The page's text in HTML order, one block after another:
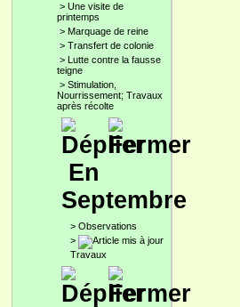
> Une visite de
printemps
> Marquage de reine
> Transfert de colonie
> Lutte contre la fausse
teigne
> Stimulation,
Nourrissement; Travaux
après récolte
En
Septembre
> Observations
>
Travaux